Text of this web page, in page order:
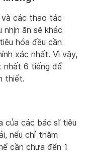
và các thao tác
nhịn ăn sẽ khác
hóa đều cần
xác nhất. Vì vậy,
nhất 6 tiếng để
thiết.
của các bác sĩ tiêu
nếu chỉ thăm
cần chưa đến 1